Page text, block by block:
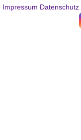
Impressum Datenschutz